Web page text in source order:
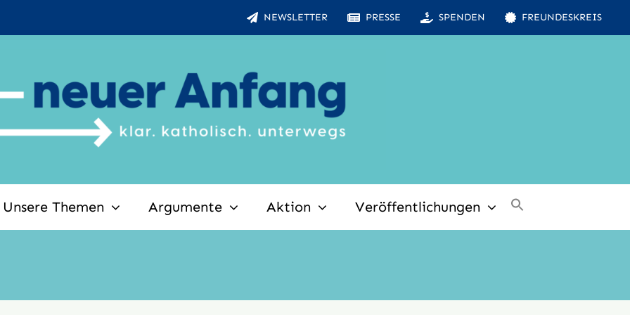
NEWSLETTER PRESSE SPENDEN FREUNDESKREIS
Unsere Themen Argumente Aktion Veröffentlichungen